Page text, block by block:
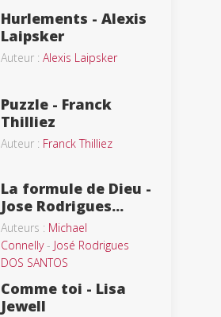
Hurlements - Alexis
Laipsker
Auteur : Alexis Laipsker
Puzzle - Franck
Thilliez
Auteur : Franck Thilliez
La formule de Dieu -
Jose Rodrigues...
Auteurs : Michael
Connelly- José Rodrigues
DOS SANTOS
Comme toi - Lisa
Jewell